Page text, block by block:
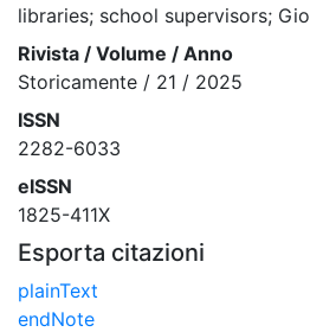
libraries; school supervisors;
Rivista / Volume / Anno
Storicamente / 21 / 2025
ISSN
2282-6033
eISSN
1825-411X
Esporta citazioni
plainText
endNote